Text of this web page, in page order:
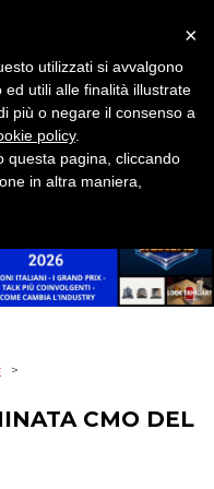
>
CMO DEL
×
utilizzati si avvalgono
utili alle finalità illustrate
più o negare il consenso a
policy.
questa pagina, cliccando
in altra maniera,